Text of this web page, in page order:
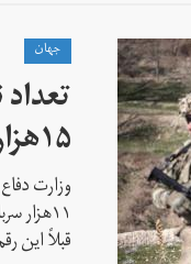
جهان
۱۵هزار نفر می‌رسد
وزارت
قبلاً این رقم را